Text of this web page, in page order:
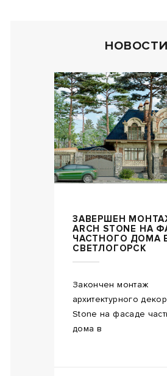
НОВОСТИ
ЗАВЕРШЕН
ARCH STONE НА
ЧАСТНОГО ДОМА
СВЕТЛОГОРСК
Закончен монтаж
архитектурного
Stone на фасаде
дома в